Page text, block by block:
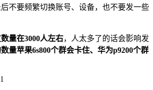
不要频繁切换账号、设备，也不要发一些
量在3000人左右，人太多了的话会影响发
量苹果6s800个群会卡住、华为p9200个群